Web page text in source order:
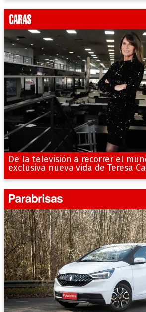
De la televisión a recorrer el
exclusiva nueva vida de Teresa